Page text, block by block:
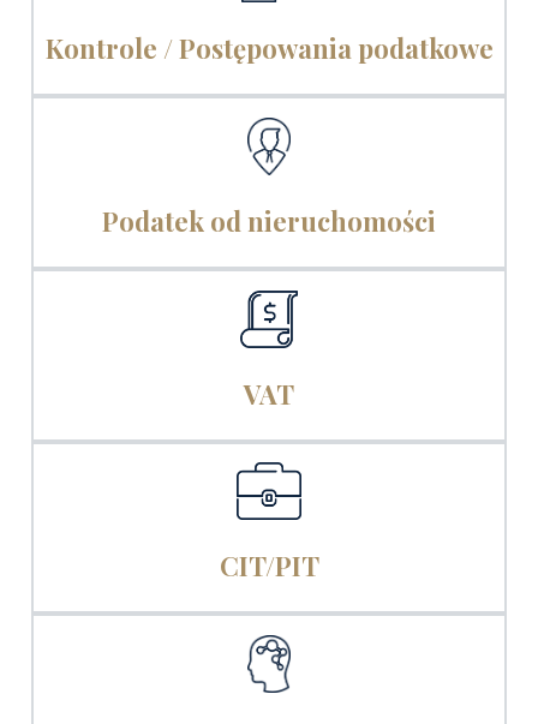
Kontrole / Postępowania podatkowe
Podatek od nieruchomości
VAT
CIT/PIT